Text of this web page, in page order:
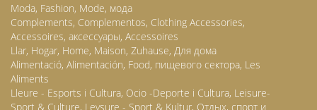
Moda, Fashion, Mode, мода
Complements, Complementos, Clothing Accessories,
Accessoires, аксессуары, Accessoires
Llar, Hogar, Home, Maison, Zuhause, Для дома
Alimentació, Alimentación, Food, пищевого сектора, Les
Aliments
Lleure - Esports i Cultura, Ocio -Deporte i Cultura, Leisure-
Sport & Culture, Leysure - Sport & Kultur, Отдых, спорт и